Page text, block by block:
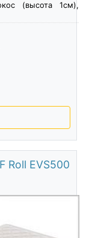
(высота 1см),
Roll EVS500